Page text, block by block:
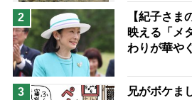
予防法
2
【紀子さま
映える「メ
わりが華や
3
兄がボケま